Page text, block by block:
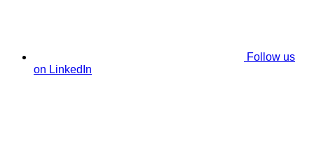
Follow us
on LinkedIn